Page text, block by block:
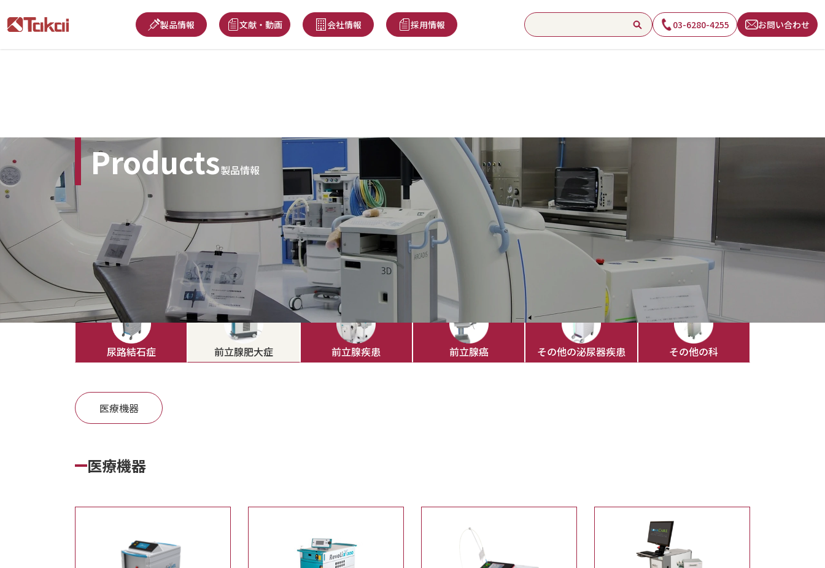
製品情報 文献・動画 会社情報 採用情報 03-6280-4255 お問い合わせ
Products製品情報
＞ 製品一覧：前立腺肥大症
尿路結石症 前立腺肥大症 前立腺疾患 前立腺癌 その他の泌尿器疾患 その他の科
医療機器
医療機器